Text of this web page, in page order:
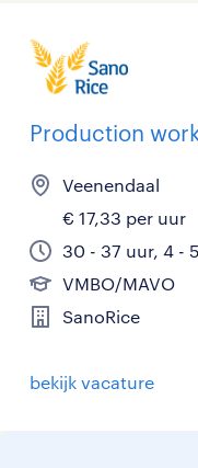
Production
Veenendaal
€ 17,33 per uur
30 - 37 uur, 4 -
VMBO/MAVO
SanoRice
bekijk vacature